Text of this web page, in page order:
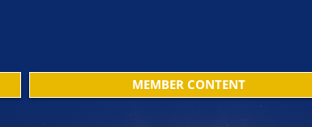
MEMBER CONTENT